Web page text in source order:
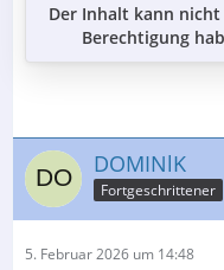
Der Inhalt kann
Berechtigung
DOMINlK
Fortgeschrittener
5. Februar 2026 um 14:48